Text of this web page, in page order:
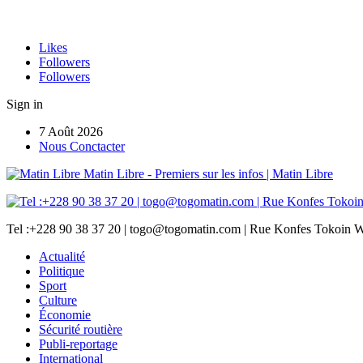
Likes
Followers
Followers
Sign in
7 Août 2026
Nous Conctacter
Matin Libre - Premiers sur les infos | Matin Libre
Tel :+228 90 38 37 20 | togo@togomatin.com | Rue Konfes Tokoin
Actualité
Politique
Sport
Culture
Économie
Sécurité routière
Publi-reportage
International